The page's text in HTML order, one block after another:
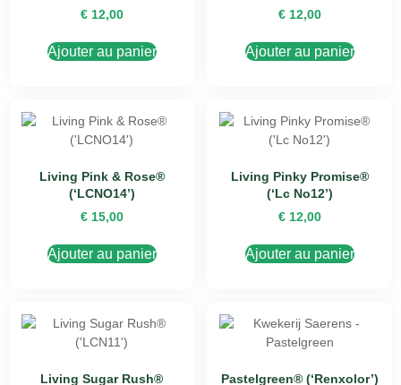
€12,00
Ajouter au panier
€12,00
Ajouter au panier
Living Pink & Rose®
(‘LCNO14’)
€15,00
Ajouter au panier
Living Pinky Promise®
(‘Lc No12’)
€12,00
Ajouter au panier
Living Sugar Rush®
Pastelgreen® (‘Renxolor’)